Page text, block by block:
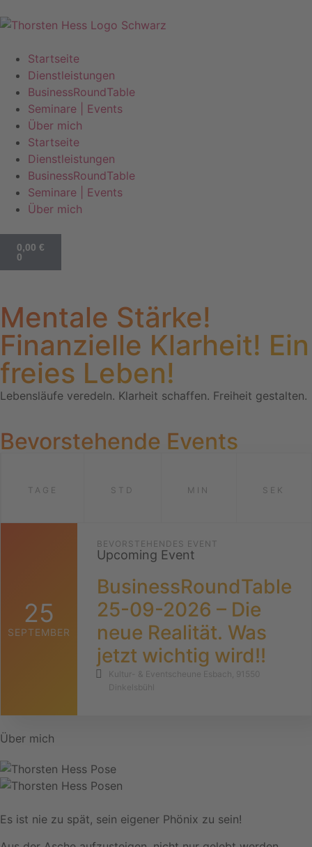
Startseite
Dienstleistungen
BusinessRoundTable
Seminare | Events
Über mich
Startseite
Dienstleistungen
BusinessRoundTable
Seminare | Events
Über mich
0,00 €
0
Mentale Stärke!
Finanzielle Klarheit! Ein
freies Leben!
Lebensläufe veredeln. Klarheit schaffen. Freiheit gestalten.
Bevorstehende Events
25
SEPTEMBER
BEVORSTEHENDES EVENT
Upcoming Event
BusinessRoundTable
25-09-2026 – Die
neue Realität. Was
jetzt wichtig wird!!
Kultur- & Eventscheune Esbach, 91550
Dinkelsbühl
TAGE STD MIN SEK
Über mich
Es ist nie zu spät, sein eigener Phönix zu sein!